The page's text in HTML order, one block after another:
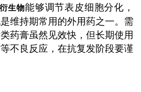
生物能够调节表皮细胞分化，
维持期常用的外用药之一。需
药膏虽然见效快，但长期使用
不良反应，在抗复发阶段要谨